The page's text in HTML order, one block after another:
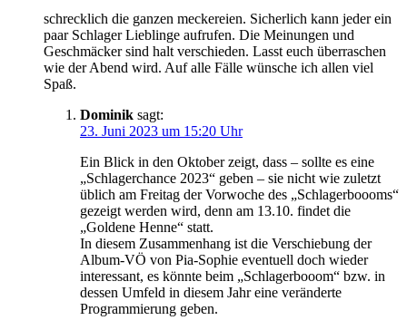
schrecklich die ganzen meckereien. Sicherlich kann jeder ein
paar Schlager Lieblinge aufrufen. Die Meinungen und
Geschmäcker sind halt verschieden. Lasst euch überraschen
wie der Abend wird. Auf alle Fälle wünsche ich allen viel
Spaß.
Dominik sagt:
23. Juni 2023 um 15:20 Uhr
Ein Blick in den Oktober zeigt, dass – sollte es eine
„Schlagerchance 2023“ geben – sie nicht wie zuletzt
üblich am Freitag der Vorwoche des „Schlagerboooms“
gezeigt werden wird, denn am 13.10. findet die
„Goldene Henne“ statt.
In diesem Zusammenhang ist die Verschiebung der
Album-VÖ von Pia-Sophie eventuell doch wieder
interessant, es könnte beim „Schlagerbooom“ bzw. in
dessen Umfeld in diesem Jahr eine veränderte
Programmierung geben.